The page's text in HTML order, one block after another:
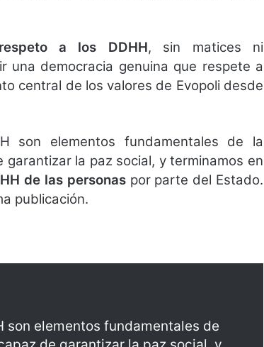
a los DDHH, sin matices ni
una democracia genuina que respete a
central de los valores de Evopoli desde
son elementos fundamentales de la
la paz social, y terminamos en
de las personaspor parte del Estado.
publicación.
son elementos fundamentales de